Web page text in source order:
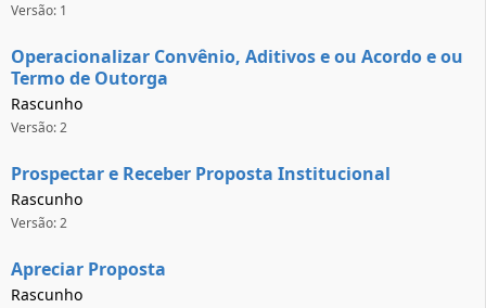
Versão: 1
Operacionalizar Convênio, Aditivos e ou Acordo e ou
Termo de Outorga
Rascunho
Versão: 2
Prospectar e Receber Proposta Institucional
Rascunho
Versão: 2
Apreciar Proposta
Rascunho